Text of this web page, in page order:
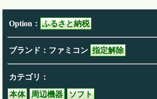
Option： ふるさと納税
ブランド：ファミコン 指定解除
カテゴリ：
本体 周辺機器
ソフト